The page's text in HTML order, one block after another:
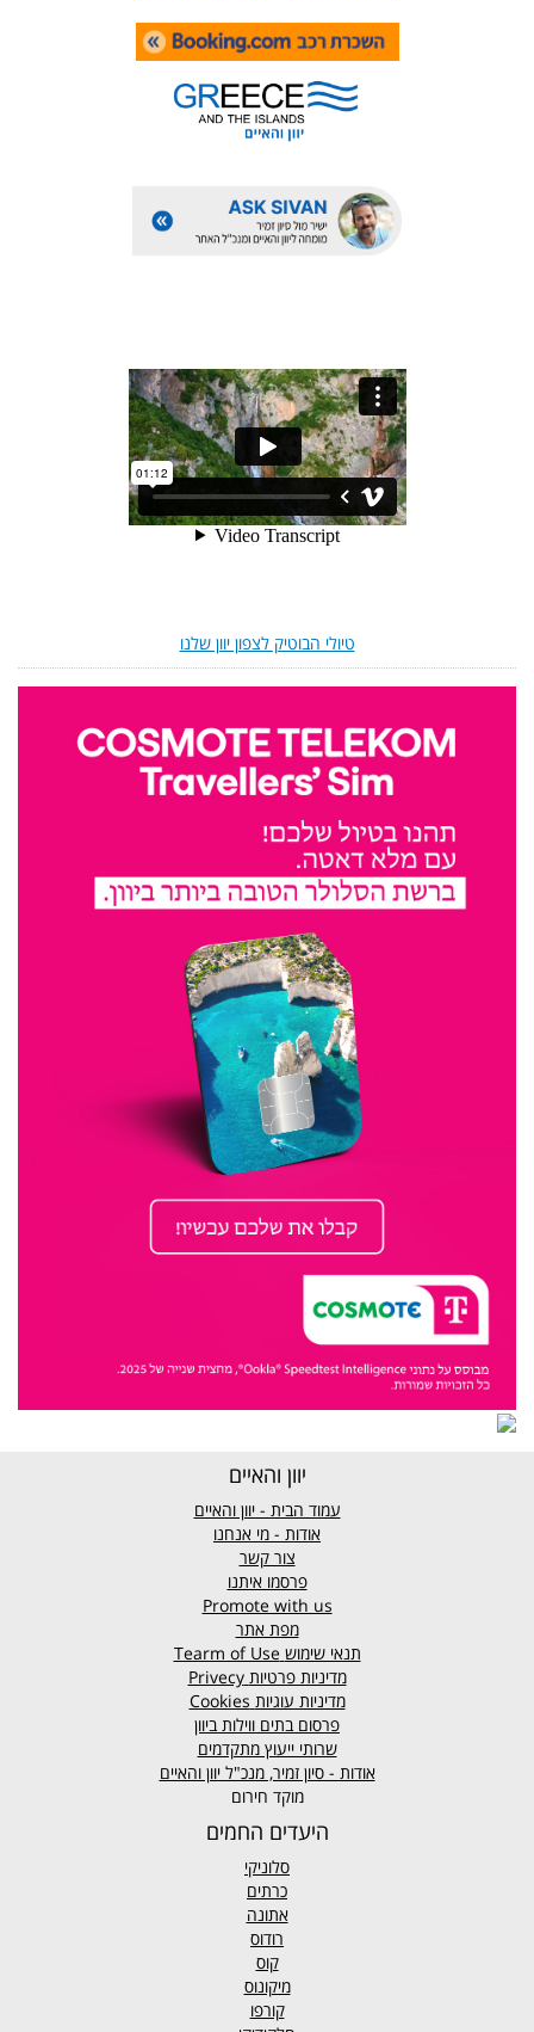
טיולי הבוטיק לצפון יוון שלנו
יוון והאיים
עמוד הבית - יוון והאיים
אודות - מי אנחנו
צור קשר
פרסמו איתנו
Promote with us
מפת אתר
תנאי שימוש
מדיניות פרטיות Privecy
מדיניות עוגיות Cookies
פרסום בתים ווילות ביוון
שרותי ייעוץ מתקדמים
אודות - סיון זמיר, מנכ"ל יוון והאיים
מוקד חירום
היעדים החמים
סלוניקי
כרתים
אתונה
רודוס
קוס
מיקונוס
קורפו